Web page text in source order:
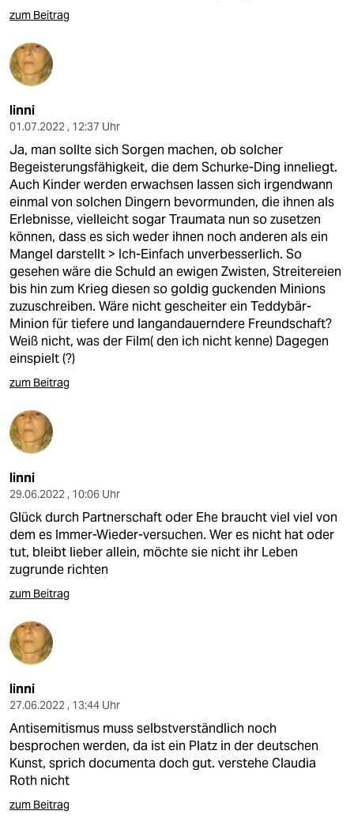
zum Beitrag
linni
01.07.2022 , 12:37 Uhr
Ja, man sollte sich Sorgen machen, ob solcher
Begeisterungsfähigkeit, die dem Schurke-Ding inneliegt.
Auch Kinder werden erwachsen lassen sich irgendwann
einmal von solchen Dingern bevormunden, die ihnen als
Erlebnisse, vielleicht sogar Traumata nun so zusetzen
können, dass es sich weder ihnen noch anderen als ein
Mangel darstellt > Ich-Einfach unverbesserlich. So
gesehen wäre die Schuld an ewigen Zwisten, Streitereien
bis hin zum Krieg diesen so goldig guckenden Minions
zuzuschreiben. Wäre nicht gescheiter ein Teddybär-
Minion für tiefere und langandauerndere Freundschaft?
Weiß nicht, was der Film( den ich nicht kenne) Dagegen
einspielt (?)
zum Beitrag
linni
29.06.2022 , 10:06 Uhr
Glück durch Partnerschaft oder Ehe braucht viel viel von
dem es Immer-Wieder-versuchen. Wer es nicht hat oder
tut, bleibt lieber allein, möchte sie nicht ihr Leben
zugrunde richten
zum Beitrag
linni
27.06.2022 , 13:44 Uhr
Antisemitismus muss selbstverständlich noch
besprochen werden, da ist ein Platz in der deutschen
Kunst, sprich documenta doch gut. verstehe Claudia
Roth nicht
zum Beitrag